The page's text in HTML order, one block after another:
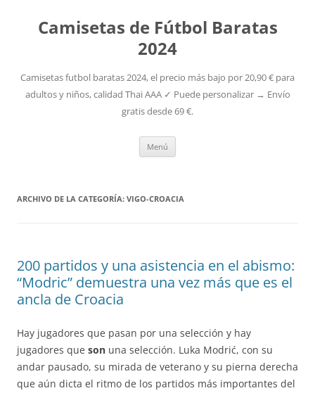
Camisetas de Fútbol Baratas
2024
Camisetas futbol baratas 2024, el precio más bajo por 20,90 € para
adultos y niños, calidad Thai AAA ✓ Puede personalizar → Envío
gratis desde 69 €.
Menú
ARCHIVO DE LA CATEGORÍA: VIGO-CROACIA
200 partidos y una asistencia en el abismo:
“Modric” demuestra una vez más que es el
ancla de Croacia
Hay jugadores que pasan por una selección y hay
jugadores que son una selección. Luka Modrić, con su
andar pausado, su mirada de veterano y su pierna derecha
que aún dicta el ritmo de los partidos más importantes del